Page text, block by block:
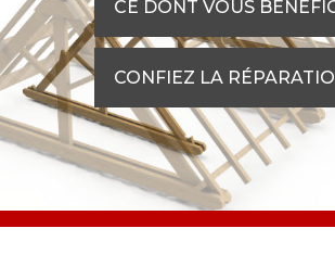
CE DONT VOUS
CONFIEZ LA